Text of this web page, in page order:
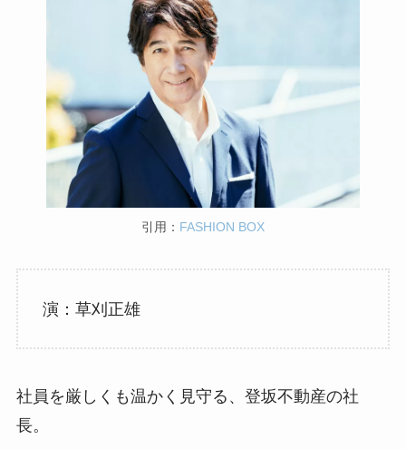
引用： FASHION BOX
演：草刈正雄
社員を厳しくも温かく見守る、登坂不動産の社
長。